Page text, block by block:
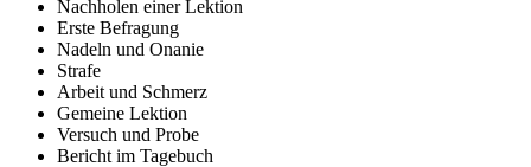
Nachholen einer Lektion
Erste Befragung
Nadeln und Onanie
Strafe
Arbeit und Schmerz
Gemeine Lektion
Versuch und Probe
Bericht im Tagebuch